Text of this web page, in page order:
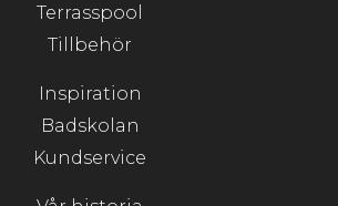
Terrasspool
Tillbehör
Inspiration
Badskolan
Kundservice